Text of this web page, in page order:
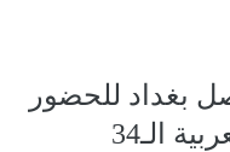
بغداد للحضور
الـ34